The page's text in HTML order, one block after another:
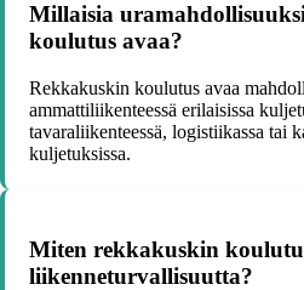
Millaisia
koulutus avaa?
Rekkakuskin koulutus avaa
ammattiliikenteessä erilaisissa
tavaraliikenteessä, logistiikassa tai
kuljetuksissa.
Miten rekkakuskin
liikenneturvallisuutta?